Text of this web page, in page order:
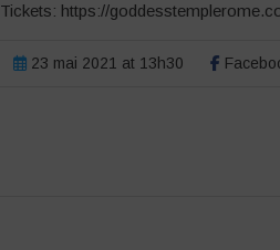
Tickets: https://
23 mai 2021 at 13h30